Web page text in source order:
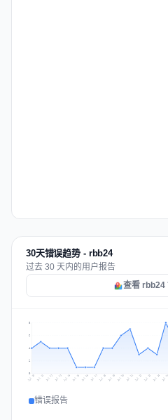
30天错误趋势 - rbb24
过去 30 天内的用户报告
查看 rbb24
2
4
6
8
Jul 10 Jul 11 Jul 12 Jul 13 Jul 14 Jul 15 Jul 16 Jul 17 Jul 18 Jul 19 Jul 20 Jul 21 Jul 22 Jul 23 Jul 24 Jul 25
错误报告